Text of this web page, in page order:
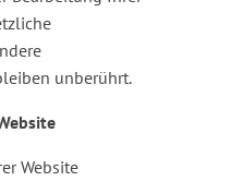
unberührt.
Website